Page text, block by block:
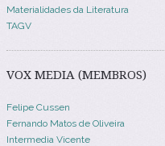
Materialidades da Literatura
TAGV
VOX MEDIA (MEMBROS)
Felipe Cussen
Fernando Matos de Oliveira
Intermedia Vicente